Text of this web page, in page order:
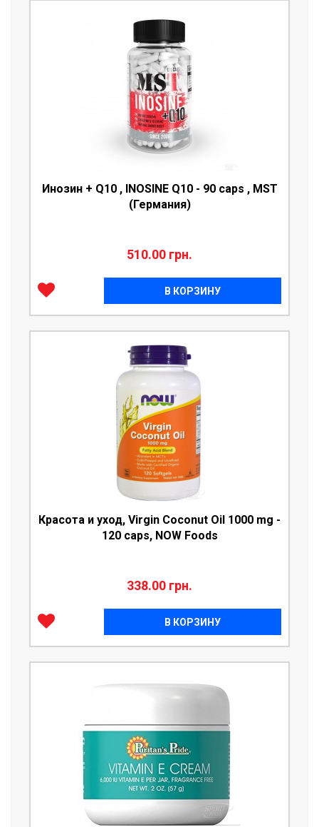
Инозин + Q10 , INOSINE Q10 - 90 caps , MST
(Германия)
510.00 грн.
В КОРЗИНУ
Красота и уход, Virgin Coconut Oil 1000 mg -
120 caps, NOW Foods
338.00 грн.
В КОРЗИНУ